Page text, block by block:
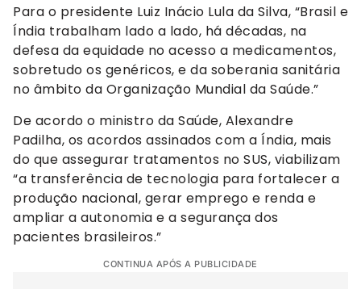
Para o presidente Luiz Inácio Lula da Silva, “Brasil e
Índia trabalham lado a lado, há décadas, na
defesa da equidade no acesso a medicamentos,
sobretudo os genéricos, e da soberania sanitária
no âmbito da Organização Mundial da Saúde.”
De acordo o ministro da Saúde, Alexandre
Padilha, os acordos assinados com a Índia, mais
do que assegurar tratamentos no SUS, viabilizam
“a transferência de tecnologia para fortalecer a
produção nacional, gerar emprego e renda e
ampliar a autonomia e a segurança dos
pacientes brasileiros.”
CONTINUA APÓS A PUBLICIDADE